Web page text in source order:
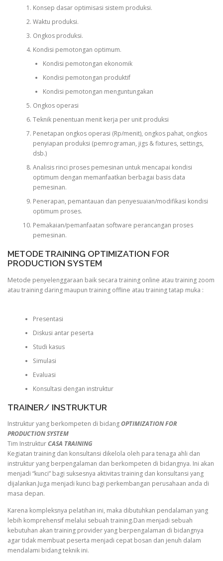
Konsep dasar optimisasi sistem produksi.
Waktu produksi.
Ongkos produksi.
Kondisi pemotongan optimum.
Kondisi pemotongan ekonomik
Kondisi pemotongan produktif
Kondisi pemotongan menguntungakan
Ongkos operasi
Teknik penentuan menit kerja per unit produksi
Penetapan ongkos operasi (Rp/menit), ongkos pahat, ongkos
penyiapan produksi (pemrograman, jigs & fixtures, settings,
dsb.)
Analisis rinci proses pemesinan untuk mencapai kondisi
optimum dengan memanfaatkan berbagai basis data
pemesinan.
Penerapan, pemantauan dan penyesuaian/modifikasi kondisi
optimum proses.
Pemakaian/pemanfaatan software perancangan proses
pemesinan.
METODE TRAINING OPTIMIZATION FOR
PRODUCTION SYSTEM
Metode penyelenggaraan baik secara training online atau training zoom
atau training daring maupun training offline atau training tatap muka :
Presentasi
Diskusi antar peserta
Studi kasus
Simulasi
Evaluasi
Konsultasi dengan instruktur
TRAINER/ INSTRUKTUR
Instruktur yang berkompeten di bidangOPTIMIZATION FOR
PRODUCTION SYSTEM
Tim InstrukturCASA TRAINING
Kegiatan training dan konsultansi dikelola oleh para tenaga ahli dan
instruktur yang berpengalaman dan berkompeten di bidangnya. Ini akan
menjadi “kunci” bagi suksesnya aktivitas training dan konsultansi yang
dijalankan.Juga menjadi kunci bagi perkembangan perusahaan anda di
masa depan.
Karena kompleksnya pelatihan ini, maka dibutuhkan pendalaman yang
lebih komprehensif melalui sebuah training.Dan menjadi sebuah
kebutuhan akan training provider yang berpengalaman di bidangnya
agar tidak membuat peserta menjadi cepat bosan dan jenuh dalam
mendalami bidang teknik ini.